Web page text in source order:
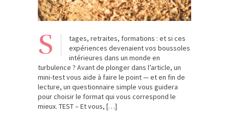
S
tages, retraites, formations : et si ces
expériences devenaient vos boussoles
intérieures dans un monde en
turbulence ? Avant de plonger dans l’article, un
mini-test vous aide à faire le point — et en fin de
lecture, un questionnaire simple vous guidera
pour choisir le format qui vous correspond le
mieux. TEST – Et vous, […]